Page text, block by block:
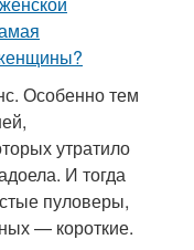
Особенно тем
утратило
И тогда
пуловеры,
— короткие.